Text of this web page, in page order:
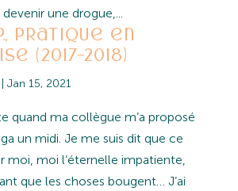
une drogue,...
Pratique en
(2017-2018)
Jan 15, 2021
quand ma collègue m’a proposé
un midi. Je me suis dit que ce
moi, moi l’éternelle impatiente,
que les choses bougent… J’ai